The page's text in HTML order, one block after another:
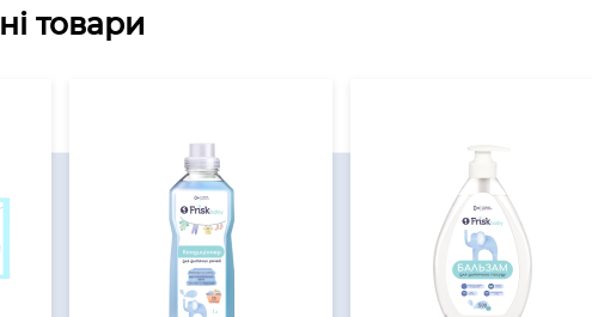
товари